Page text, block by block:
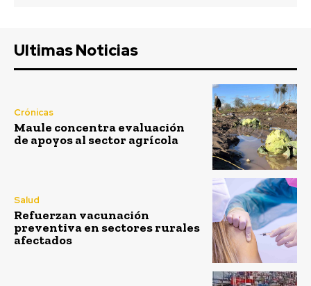
Ultimas Noticias
Crónicas
Maule concentra evaluación
de apoyos al sector agrícola
Salud
Refuerzan vacunación
preventiva en sectores rurales
afectados